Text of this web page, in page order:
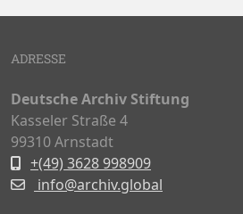
ADRESSE
Deutsche Archiv Stiftung
Kasseler Straße 4
99310 Arnstadt
+(49) 3628 998909
info@archiv.global